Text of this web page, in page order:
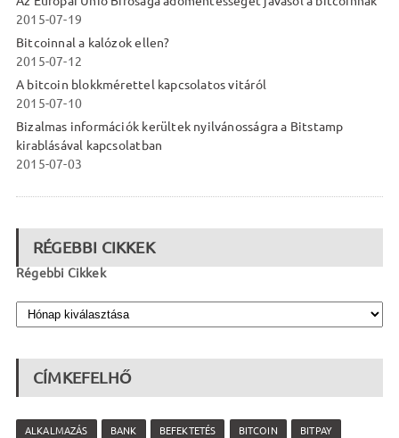
2015-07-19
Bitcoinnal a kalózok ellen?
2015-07-12
A bitcoin blokkmérettel kapcsolatos vitáról
2015-07-10
Bizalmas információk kerültek nyilvánosságra a Bitstamp
kirablásával kapcsolatban
2015-07-03
RÉGEBBI CIKKEK
Régebbi Cikkek
CÍMKEFELHŐ
ALKALMAZÁS BANK BEFEKTETÉS BITCOIN BITPAY